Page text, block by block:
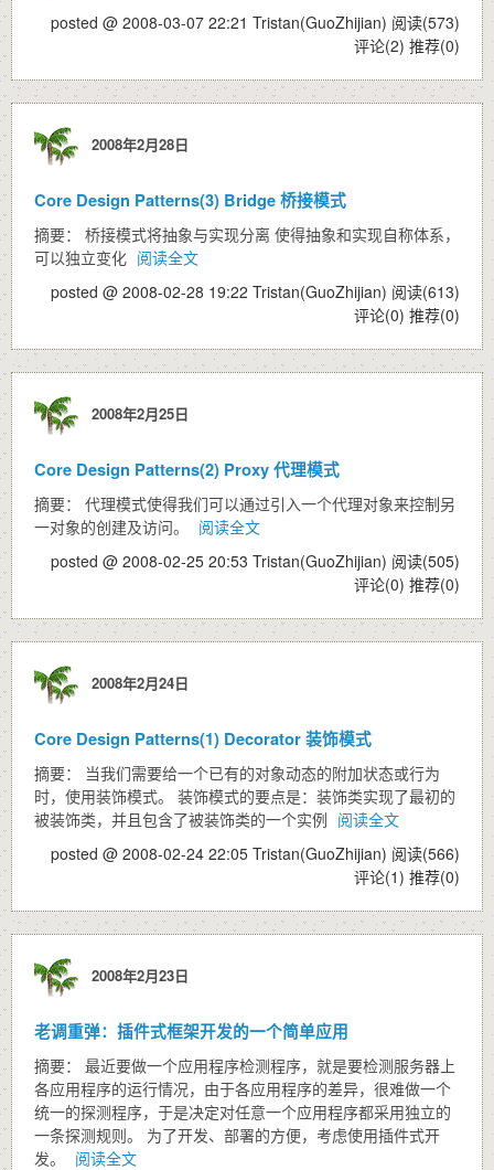
posted @ 2008-03-07 22:21 Tristan(GuoZhijian) 阅读(573)
评论(2) 推荐(0)
2008年2月28日
Core Design Patterns(3) Bridge 桥接模式
摘要： 桥接模式将抽象与实现分离 使得抽象和实现自称体系，
可以独立变化 阅读全文
posted @ 2008-02-28 19:22 Tristan(GuoZhijian) 阅读(613)
评论(0) 推荐(0)
2008年2月25日
Core Design Patterns(2) Proxy 代理模式
摘要： 代理模式使得我们可以通过引入一个代理对象来控制另
一对象的创建及访问。
阅读全文
posted @ 2008-02-25 20:53 Tristan(GuoZhijian) 阅读(505)
评论(0) 推荐(0)
2008年2月24日
Core Design Patterns(1) Decorator 装饰模式
摘要： 当我们需要给一个已有的对象动态的附加状态或行为
时，使用装饰模式。 装饰模式的要点是：装饰类实现了最初的
被装饰类，并且包含了被装饰类的一个实例 阅读全文
posted @ 2008-02-24 22:05 Tristan(GuoZhijian) 阅读(566)
评论(1) 推荐(0)
2008年2月23日
老调重弹：插件式框架开发的一个简单应用
摘要： 最近要做一个应用程序检测程序，就是要检测服务器上
各应用程序的运行情况，由于各应用程序的差异，很难做一个
统一的探测程序，于是决定对任意一个应用程序都采用独立的
一条探测规则。 为了开发、部署的方便，考虑使用插件式开
发。
阅读全文